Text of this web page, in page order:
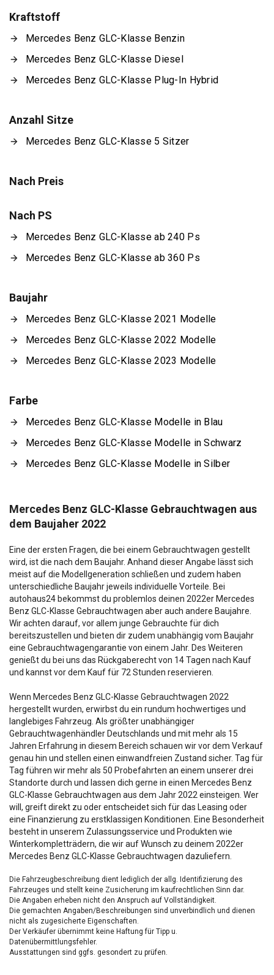
Kraftstoff
Mercedes Benz GLC-Klasse Benzin
Mercedes Benz GLC-Klasse Diesel
Mercedes Benz GLC-Klasse Plug-In Hybrid
Anzahl Sitze
Mercedes Benz GLC-Klasse 5 Sitzer
Nach Preis
Nach PS
Mercedes Benz GLC-Klasse ab 240 Ps
Mercedes Benz GLC-Klasse ab 360 Ps
Baujahr
Mercedes Benz GLC-Klasse 2021 Modelle
Mercedes Benz GLC-Klasse 2022 Modelle
Mercedes Benz GLC-Klasse 2023 Modelle
Farbe
Mercedes Benz GLC-Klasse Modelle in Blau
Mercedes Benz GLC-Klasse Modelle in Schwarz
Mercedes Benz GLC-Klasse Modelle in Silber
Mercedes Benz GLC-Klasse Gebrauchtwagen aus
dem Baujaher 2022
Eine der ersten Fragen, die bei einem Gebrauchtwagen gestellt
wird, ist die nach dem Baujahr. Anhand dieser Angabe lässt sich
meist auf die Modellgeneration schließen und zudem haben
unterschiedliche Baujahr jeweils individuelle Vorteile. Bei
autohaus24 bekommst du problemlos deinen 2022er Mercedes
Benz GLC-Klasse Gebrauchtwagen aber auch andere Baujahre.
Wir achten darauf, vor allem junge Gebrauchte für dich
bereitszustellen und bieten dir zudem unabhängig vom Baujahr
eine Gebrauchtwagengarantie von einem Jahr. Des Weiteren
genießt du bei uns das Rückgaberecht von 14 Tagen nach Kauf
und kannst vor dem Kauf für 72 Stunden reservieren.
Wenn Mercedes Benz GLC-Klasse Gebrauchtwagen 2022
hergestellt wurden, erwirbst du ein rundum hochwertiges und
langlebiges Fahrzeug. Als größter unabhängiger
Gebrauchtwagenhändler Deutschlands und mit mehr als 15
Jahren Erfahrung in diesem Bereich schauen wir vor dem Verkauf
genau hin und stellen einen einwandfreien Zustand sicher. Tag für
Tag führen wir mehr als 50 Probefahrten an einem unserer drei
Standorte durch und lassen dich gerne in einen Mercedes Benz
GLC-Klasse Gebrauchtwagen aus dem Jahr 2022 einsteigen. Wer
will, greift direkt zu oder entscheidet sich für das Leasing oder
eine Finanzierung zu erstklassigen Konditionen. Eine Besonderheit
besteht in unserem Zulassungsservice und Produkten wie
Winterkompletträdern, die wir auf Wunsch zu deinem 2022er
Mercedes Benz GLC-Klasse Gebrauchtwagen dazuliefern.
Die Fahrzeugbeschreibung dient lediglich der allg. Identifizierung des
Fahrzeuges und stellt keine Zusicherung im kaufrechtlichen Sinn dar.
Die Angaben erheben nicht den Anspruch auf Vollständigkeit.
Die gemachten Angaben/Beschreibungen sind unverbindlich und dienen
nicht als zugesicherte Eigenschaften.
Der Verkäufer übernimmt keine Haftung für Tipp u.
Datenübermittlungsfehler.
Ausstattungen sind ggfs. gesondert zu prüfen.